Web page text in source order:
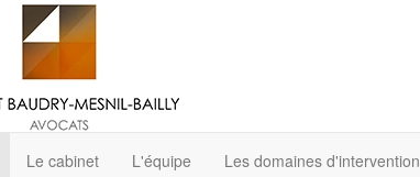
Le cabinet L'équipe Les domaines d'intervention